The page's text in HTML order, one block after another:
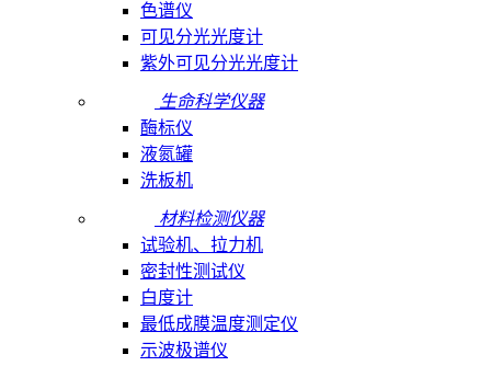
色谱仪
可见分光光度计
紫外可见分光光度计
生命科学仪器
酶标仪
液氮罐
洗板机
材料检测仪器
试验机、拉力机
密封性测试仪
白度计
最低成膜温度测定仪
示波极谱仪